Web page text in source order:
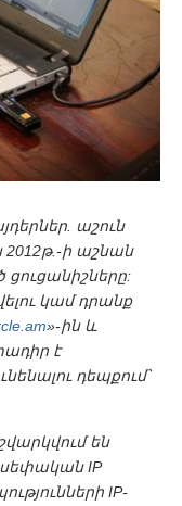
աշուն
2012թ.-ի աշնան
ցուցանիշները:
կամ դրանք
»-ին և
է
դեպքում՝
են
IP
IP-